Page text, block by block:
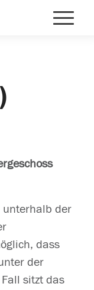
unterhalb der
dass
der
sitzt das